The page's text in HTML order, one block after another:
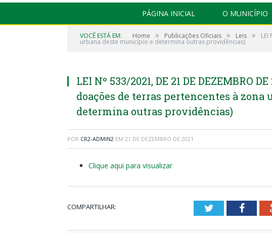
PÁGINA INICIAL O MUNICÍPIO
VOCÊ ESTÁ EM: Home » Publicações Oficiais » Leis »
urbana deste município e determina outras providências)
LEI Nº 533/2021, DE 21 DE DEZEMBRO
doações de terras pertencentes à
determina outras providências)
POR CR2-ADMIN2 EM 21 DE DEZEMBRO DE 2021
Clique aqui para visualizar
COMPARTILHAR: Twitter